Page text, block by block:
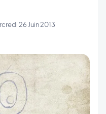
26 Juin 2013